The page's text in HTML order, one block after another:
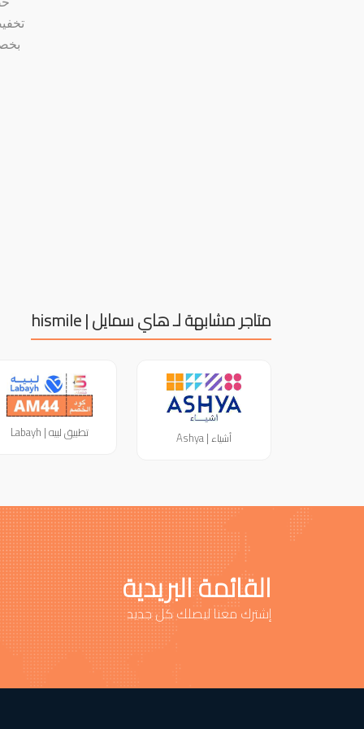
متاجر مشابهة لـ هاي سمايل | hismile
أشياء | Ashya تطبيق لبيه | Labayh
القائمة البريدية
إشترك معنا ليصلك كل جديد